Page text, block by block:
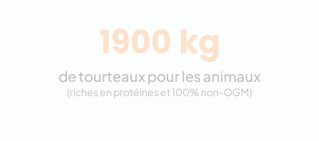
1900 kg
de tourteaux pour les animaux
(riches en protéines et 100% non-OGM)